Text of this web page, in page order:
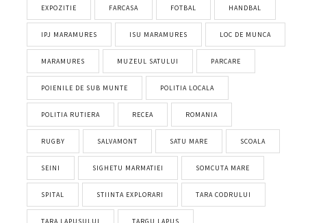
EXPOZITIE FARCASA FOTBAL HANDBAL
IPJ MARAMURES ISU MARAMURES LOC DE MUNCA
MARAMURES MUZEUL SATULUI PARCARE
POIENILE DE SUB MUNTE POLITIA LOCALA
POLITIA RUTIERA RECEA ROMANIA
RUGBY SALVAMONT SATU MARE SCOALA
SEINI SIGHETU MARMATIEI SOMCUTA MARE
SPITAL STIINTA EXPLORARI TARA CODRULUI